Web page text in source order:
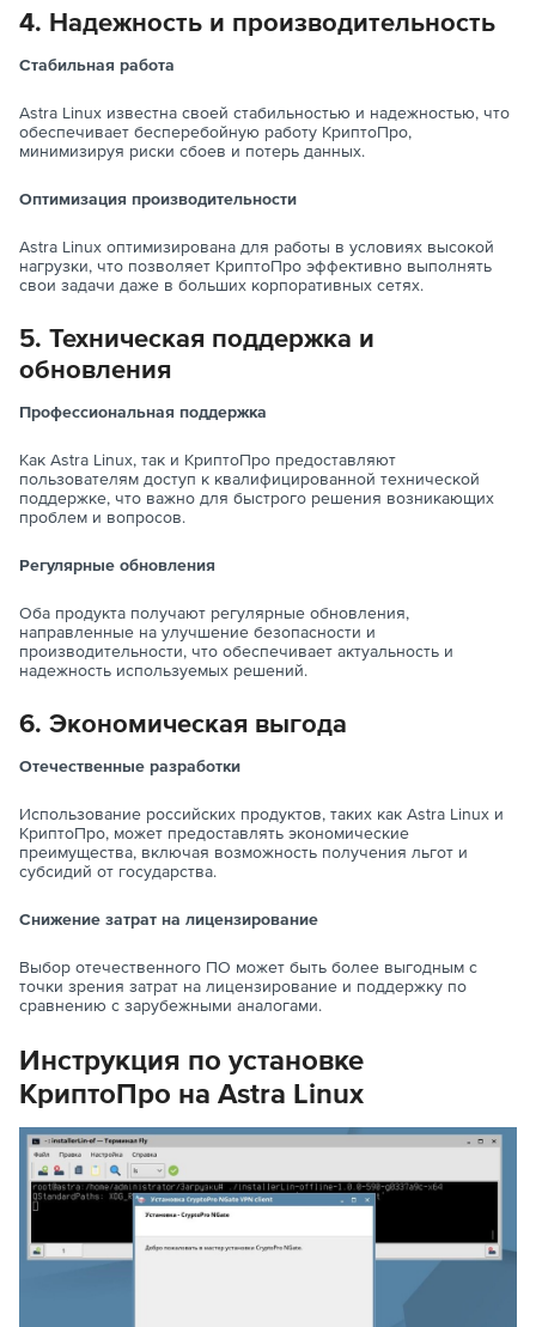
4. Надежность и производительность
Стабильная работа
Astra Linux известна своей стабильностью и надежностью, что
обеспечивает бесперебойную работу КриптоПро,
минимизируя риски сбоев и потерь данных.
Оптимизация производительности
Astra Linux оптимизирована для работы в условиях высокой
нагрузки, что позволяет КриптоПро эффективно выполнять
свои задачи даже в больших корпоративных сетях.
5. Техническая поддержка и
обновления
Профессиональная поддержка
Как Astra Linux, так и КриптоПро предоставляют
пользователям доступ к квалифицированной технической
поддержке, что важно для быстрого решения возникающих
проблем и вопросов.
Регулярные обновления
Оба продукта получают регулярные обновления,
направленные на улучшение безопасности и
производительности, что обеспечивает актуальность и
надежность используемых решений.
6. Экономическая выгода
Отечественные разработки
Использование российских продуктов, таких как Astra Linux и
КриптоПро, может предоставлять экономические
преимущества, включая возможность получения льгот и
субсидий от государства.
Снижение затрат на лицензирование
Выбор отечественного ПО может быть более выгодным с
точки зрения затрат на лицензирование и поддержку по
сравнению с зарубежными аналогами.
Инструкция по установке
КриптоПро на Astra Linux